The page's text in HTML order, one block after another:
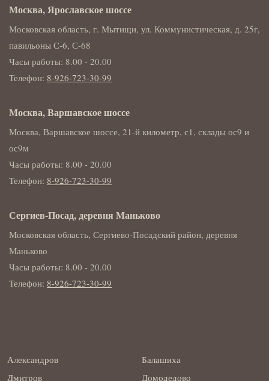
Москва, Ярославское шоссе
Московская область, г. Мытищи, ул. Коммунистическая, д. 25г,
павильоны С-6, С-68
Часы работы: 8.00 - 20.00
Телефон: 8-926-723-30-99
Москва, Варшавское шоссе
Москва, Варшавское шоссе, 21-й километр, с1, склады ос9 и
ос9м
Часы работы: 8.00 - 20.00
Телефон: 8-926-723-30-99
Сергиев-Посад, деревня Маньково
Московская область, Сергиево-Посадский район, деревня
Маньково
Часы работы: 8.00 - 20.00
Телефон: 8-926-723-30-99
Александров
Балашиха
Дмитров
Домодедово